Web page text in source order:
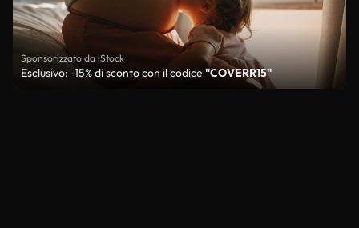
Sponsorizzato da iStock
Esclusivo: -15% di sconto con il codice "COVERR15"